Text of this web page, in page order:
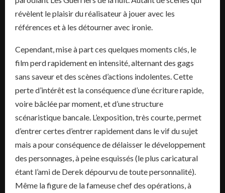
révèlent le plaisir du réalisateur à jouer avec les
références et à les détourner avec ironie.
Cependant, mise à part ces quelques moments clés, le
film perd rapidement en intensité, alternant des gags
sans saveur et des scènes d’actions indolentes. Cette
perte d’intérêt est la conséquence d’une écriture rapide,
voire bâclée par moment, et d’une structure
scénaristique bancale. L’exposition, très courte, permet
d’entrer certes d’entrer rapidement dans le vif du sujet
mais a pour conséquence de délaisser le développement
des personnages, à peine esquissés (le plus caricatural
étant l’ami de Derek dépourvu de toute personnalité).
Même la figure de la fameuse chef des opérations, à